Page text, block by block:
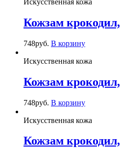
Искусственная кожа
Кожзам
748руб. В корзину
Искусственная кожа
Кожзам
748руб. В корзину
Искусственная кожа
Кожзам